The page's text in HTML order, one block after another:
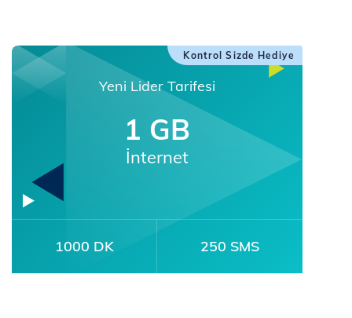
Kontrol Sizde Hediye
Yeni Lider Tarifesi
1 GB
İnternet
1000 DK 250 SMS